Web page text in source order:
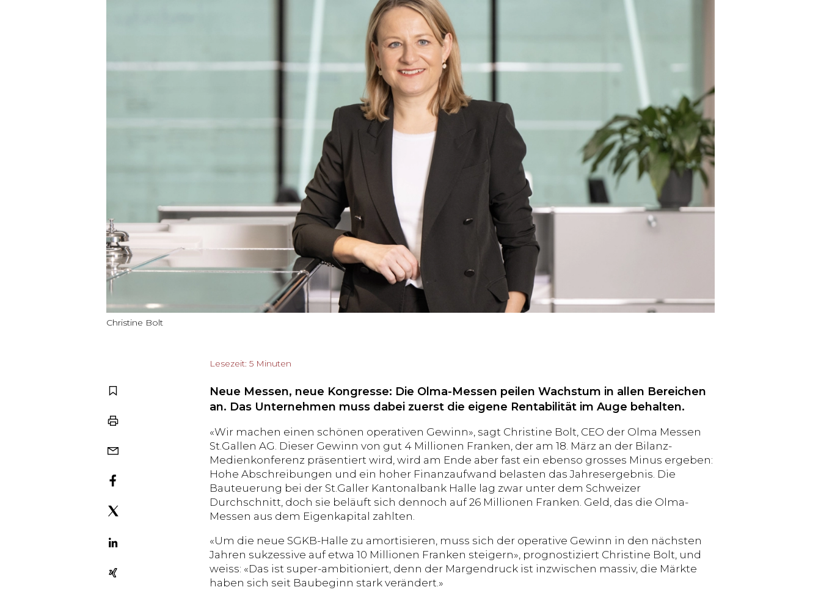
Christine Bolt
Lesezeit: 5 Minuten
Neue Messen, neue Kongresse: Die Olma-Messen peilen Wachstum in allen Bereichen
an. Das Unternehmen muss dabei zuerst die eigene Rentabilität im Auge behalten.
«Wir machen einen schönen operativen Gewinn», sagt Christine Bolt, CEO der Olma Messen
St.Gallen AG. Dieser Gewinn von gut 4 Millionen Franken, der am 18. März an der Bilanz-
Medienkonferenz präsentiert wird, wird am Ende aber fast ein ebenso grosses Minus ergeben:
Hohe Abschreibungen und ein hoher Finanzaufwand belasten das Jahresergebnis. Die
Bauteuerung bei der St.Galler Kantonalbank Halle lag zwar unter dem Schweizer
Durchschnitt, doch sie beläuft sich dennoch auf 26 Millionen Franken. Geld, das die Olma-
Messen aus dem Eigenkapital zahlten.
«Um die neue SGKB-Halle zu amortisieren, muss sich der operative Gewinn in den nächsten
Jahren sukzessive auf etwa 10 Millionen Franken steigern», prognostiziert Christine Bolt, und
weiss: «Das ist super-ambitioniert, denn der Margendruck ist inzwischen massiv, die Märkte
haben sich seit Baubeginn stark verändert.»